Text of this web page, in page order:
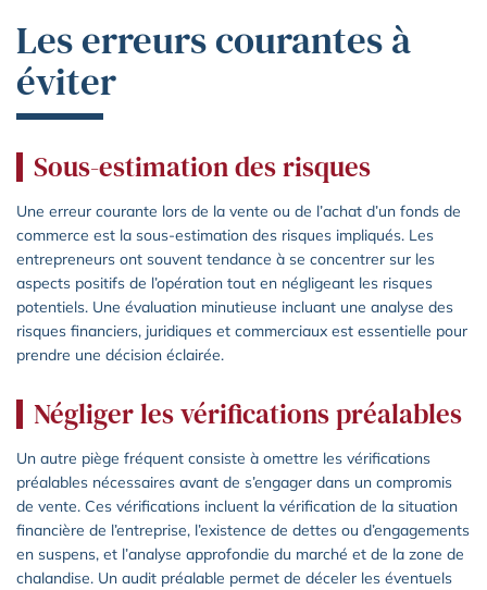
Les erreurs courantes à
éviter
Sous-estimation des risques
Une erreur courante lors de la vente ou de l’achat d’un fonds de
commerce est la sous-estimation des risques impliqués. Les
entrepreneurs ont souvent tendance à se concentrer sur les
aspects positifs de l’opération tout en négligeant les risques
potentiels. Une évaluation minutieuse incluant une analyse des
risques financiers, juridiques et commerciaux est essentielle pour
prendre une décision éclairée.
Négliger les vérifications préalables
Un autre piège fréquent consiste à omettre les vérifications
préalables nécessaires avant de s’engager dans un compromis
de vente. Ces vérifications incluent la vérification de la situation
financière de l’entreprise, l’existence de dettes ou d’engagements
en suspens, et l’analyse approfondie du marché et de la zone de
chalandise. Un audit préalable permet de déceler les éventuels